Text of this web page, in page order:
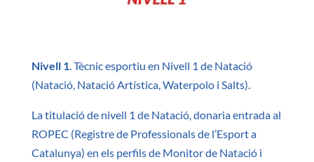
Nivell 1 . Tècnic esportiu en Nivell 1 de Natació
(Natació, Natació Artística, Waterpolo i Salts).
La titulació de nivell 1 de Natació, donaria entrada al
ROPEC (Registre de Professionals de l’Esport a
Catalunya) en els perfils de Monitor de Natació i